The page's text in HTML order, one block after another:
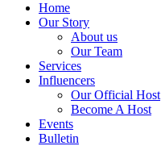
Home
Our Story
About us
Our Team
Services
Influencers
Our Official Host
Become A Host
Events
Bulletin